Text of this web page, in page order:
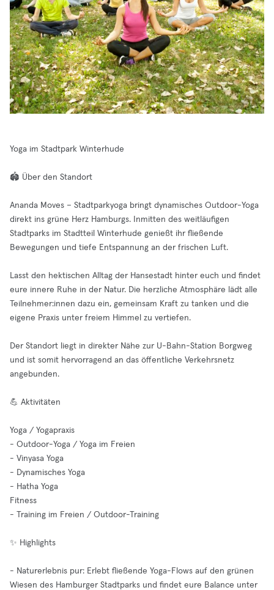
Yoga im Stadtpark Winterhude
🏟️ Über den Standort
Ananda Moves – Stadtparkyoga bringt dynamisches Outdoor-Yoga
direkt ins grüne Herz Hamburgs. Inmitten des weitläufigen
Stadtparks im Stadtteil Winterhude genießt ihr fließende
Bewegungen und tiefe Entspannung an der frischen Luft.
Lasst den hektischen Alltag der Hansestadt hinter euch und findet
eure innere Ruhe in der Natur. Die herzliche Atmosphäre lädt alle
Teilnehmer:innen dazu ein, gemeinsam Kraft zu tanken und die
eigene Praxis unter freiem Himmel zu vertiefen.
Der Standort liegt in direkter Nähe zur U-Bahn-Station Borgweg
und ist somit hervorragend an das öffentliche Verkehrsnetz
angebunden.
💪 Aktivitäten
Yoga / Yogapraxis
- Outdoor-Yoga / Yoga im Freien
- Vinyasa Yoga
- Dynamisches Yoga
- Hatha Yoga
Fitness
- Training im Freien / Outdoor-Training
✨ Highlights
- Naturerlebnis pur: Erlebt fließende Yoga-Flows auf den grünen
Wiesen des Hamburger Stadtparks und findet eure Balance unter